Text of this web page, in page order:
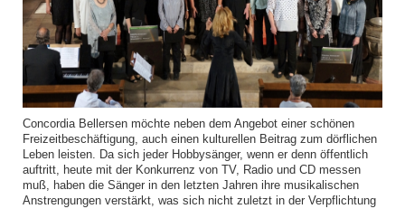
Concordia Bellersen möchte neben dem Angebot einer schönen
Freizeitbeschäftigung, auch einen kulturellen Beitrag zum dörflichen
Leben leisten. Da sich jeder Hobbysänger, wenn er denn öffentlich
auftritt, heute mit der Konkurrenz von TV, Radio und CD messen
muß, haben die Sänger in den letzten Jahren ihre musikalischen
Anstrengungen verstärkt, was sich nicht zuletzt in der Verpflichtung